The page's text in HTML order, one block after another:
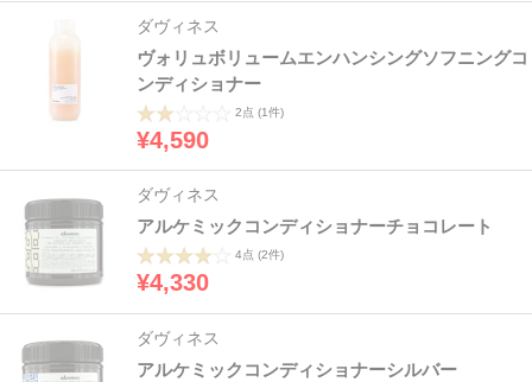
ダヴィネス
ヴォリュボリュームエンハンシングソフニングコ
ンディショナー
2点 (1件)
¥4,590
ダヴィネス
アルケミックコンディショナーチョコレート
4点 (2件)
¥4,330
ダヴィネス
アルケミックコンディショナーシルバー